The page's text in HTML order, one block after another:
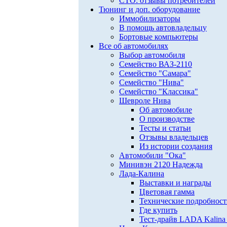
Тюнинг и доп. оборудование
Иммобилизаторы
В помощь автовладельцу
Бортовые компьютеры
Все об автомобилях
Выбор автомобиля
Семейство ВАЗ-2110
Семейство "Самара"
Семейство "Нива"
Семейство "Классика"
Шевроле Нива
Об автомобиле
О производстве
Тесты и статьи
Отзывы владельцев
Из истории создания
Автомобили "Ока"
Минивэн 2120 Надежда
Лада-Калина
Выставки и награды
Цветовая гамма
Технические
Где купить
Тест-драйв LADA Kalina